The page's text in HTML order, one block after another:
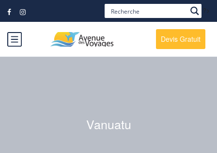
?>
Devis Gratuit
Vanuatu